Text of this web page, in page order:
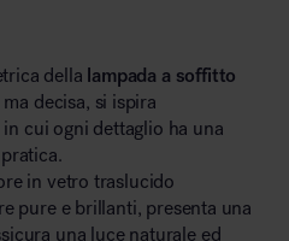
della lampada a soffitto
decisa, si ispira
cui ogni dettaglio ha una
in vetro traslucido
pure e brillanti, presenta una
una luce naturale ed